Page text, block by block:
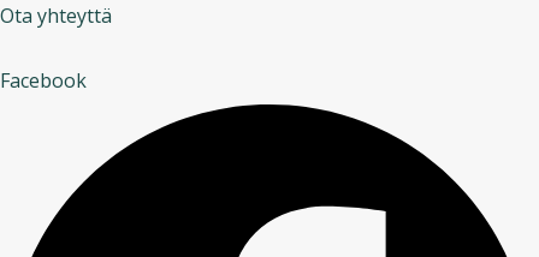
Ota yhteyttä
Facebook